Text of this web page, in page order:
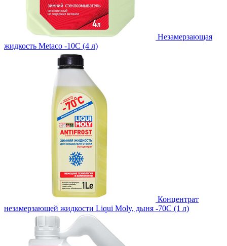
Незамерзающая
жидкость Metaco -10C (4 л)
Концентрат
незамерзающей жидкости Liqui Moly, дыня -70С (1 л)